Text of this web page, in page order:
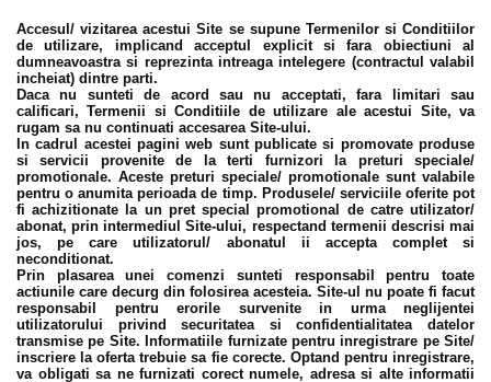
Accesul/ vizitarea acestui Site se supune Termenilor si Conditiilor
de utilizare, implicand acceptul explicit si fara obiectiuni al
dumneavoastra si reprezinta intreaga intelegere (contractul valabil
incheiat) dintre parti.
Daca nu sunteti de acord sau nu acceptati, fara limitari sau
calificari, Termenii si Conditiile de utilizare ale acestui Site, va
rugam sa nu continuati accesarea Site-ului.
In cadrul acestei pagini web sunt publicate si promovate produse
si servicii provenite de la terti furnizori la preturi speciale/
promotionale. Aceste preturi speciale/ promotionale sunt valabile
pentru o anumita perioada de timp. Produsele/ serviciile oferite pot
fi achizitionate la un pret special promotional de catre utilizator/
abonat, prin intermediul Site-ului, respectand termenii descrisi mai
jos, pe care utilizatorul/ abonatul ii accepta complet si
neconditionat.
Prin plasarea unei comenzi sunteti responsabil pentru toate
actiunile care decurg din folosirea acesteia. Site-ul nu poate fi facut
responsabil pentru erorile survenite in urma neglijentei
utilizatorului privind securitatea si confidentialitatea datelor
transmise pe Site. Informatiile furnizate pentru inregistrare pe Site/
inscriere la oferta trebuie sa fie corecte. Optand pentru inregistrare,
va obligati sa ne furnizati corect numele, adresa si alte informatii